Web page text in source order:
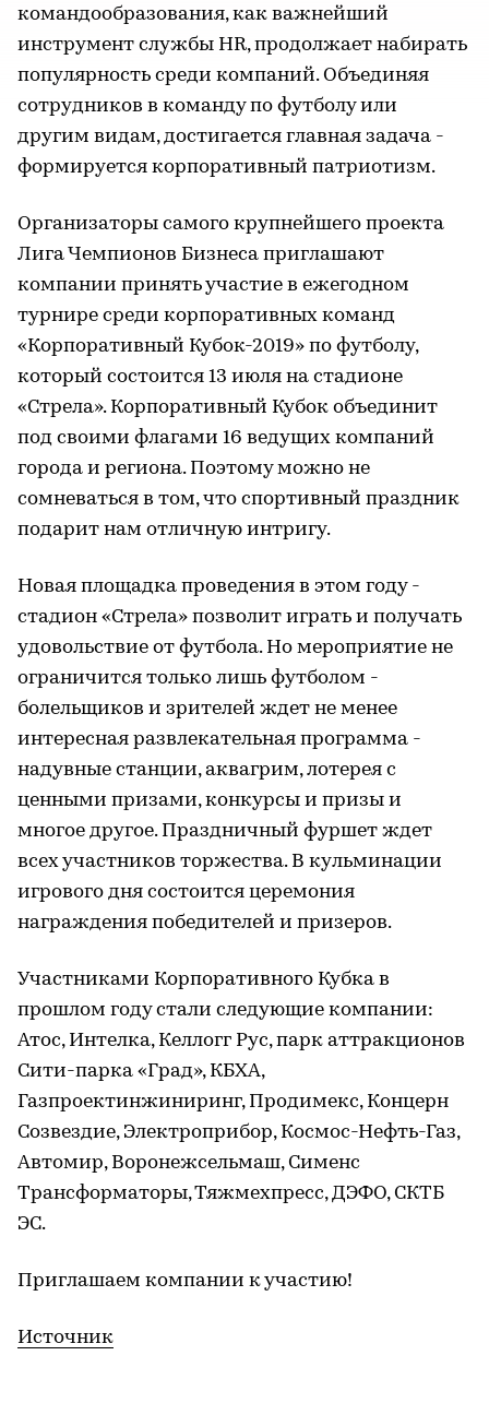
командообразования, как важнейший
инструмент службы HR, продолжает набирать
популярность среди компаний. Объединяя
сотрудников в команду по футболу или
другим видам, достигается главная задача -
формируется корпоративный патриотизм.
Организаторы самого крупнейшего проекта
Лига Чемпионов Бизнеса приглашают
компании принять участие в ежегодном
турнире среди корпоративных команд
«Корпоративный Кубок-2019» по футболу,
который состоится 13 июля на стадионе
«Стрела». Корпоративный Кубок объединит
под своими флагами 16 ведущих компаний
города и региона. Поэтому можно не
сомневаться в том, что спортивный праздник
подарит нам отличную интригу.
Новая площадка проведения в этом году -
стадион «Стрела» позволит играть и получать
удовольствие от футбола. Но мероприятие не
ограничится только лишь футболом -
болельщиков и зрителей ждет не менее
интересная развлекательная программа -
надувные станции, аквагрим, лотерея с
ценными призами, конкурсы и призы и
многое другое. Праздничный фуршет ждет
всех участников торжества. В кульминации
игрового дня состоится церемония
награждения победителей и призеров.
Участниками Корпоративного Кубка в
прошлом году стали следующие компании:
Атос, Интелка, Келлогг Рус, парк аттракционов
Сити-парка «Град», КБХА,
Газпроектинжиниринг, Продимекс, Концерн
Созвездие, Электроприбор, Космос-Нефть-Газ,
Автомир, Воронежсельмаш, Сименс
Трансформаторы, Тяжмехпресс, ДЭФО, СКТБ
ЭС.
Приглашаем компании к участию!
Источник